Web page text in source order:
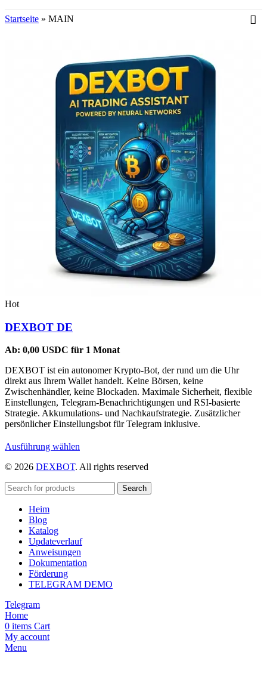
Startseite » MAIN
Hot
DEXBOT DE
Ab: 0,00 USDC für 1 Monat
DEXBOT ist ein autonomer Krypto-Bot, der rund um die Uhr
direkt aus Ihrem Wallet handelt. Keine Börsen, keine
Zwischenhändler, keine Blockaden. Maximale Sicherheit, flexible
Einstellungen, Telegram-Benachrichtigungen und RSI-basierte
Strategie. Akkumulations- und Nachkaufstrategie. Zusätzlicher
persönlicher Einstellungsbot für Telegram inklusive.
Ausführung wählen
weist
auf
der
Produktseite
werden
© 2026 DEXBOT. All rights reserved
Search
Heim
Blog
Katalog
Updateverlauf
Anweisungen
Dokumentation
Förderung
TELEGRAM DEMO
Telegram
Home
0 items Cart
My account
Menu